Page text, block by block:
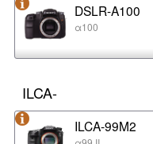
DSLR-A100
α100
ILCA-
ILCA-99M2